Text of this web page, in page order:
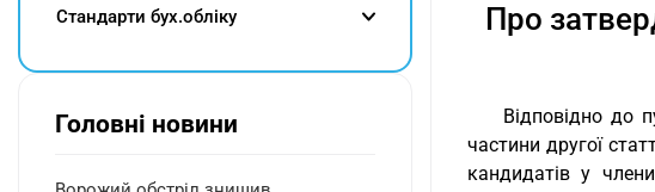
Про
Відповідно до
частини другої
кандидатів у
Cтандарти бух.обліку
Головні новини